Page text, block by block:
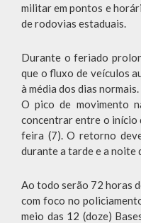
militar em pontos e
de rodovias estaduais.
Durante o feriado
que o fluxo de veículos
à média dos dias normais.
O pico de movimento
concentrar entre o início
feira (7). O retorno
durante a tarde e a noite
Ao todo serão 72 horas
com foco no
meio das 12 (doze)